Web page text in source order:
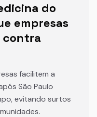
do
empresas
contra
facilitem a
São Paulo
evitando surtos